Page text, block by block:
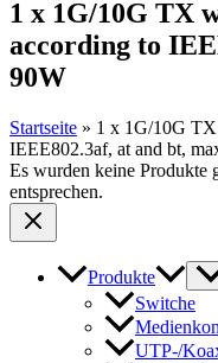
1 x 1G/10G TX
according to
90W
Startseite » 1 x 1G/10G
IEEE802.3af, at and bt,
Es wurden keine Produkte
entsprechen.
Produkte
Switche
UTP-/